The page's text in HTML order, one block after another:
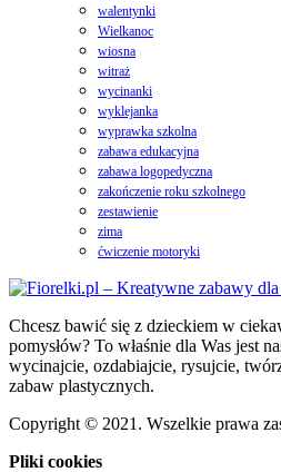
walentynki
Wielkanoc
wiosna
witraż
wycinanki
wyklejanka
wyprawka szkolna
zabawa edukacyjna
zabawa logopedyczna
zakończenie roku szkolnego
zestawienie
zima
ćwiczenie motoryki
Chcesz bawić się z dzieckiem w
pomysłów? To właśnie dla Was jest
wycinajcie, ozdabiajcie, rysujcie,
zabaw plastycznych.
Copyright © 2021. Wszelkie prawa
Pliki cookies